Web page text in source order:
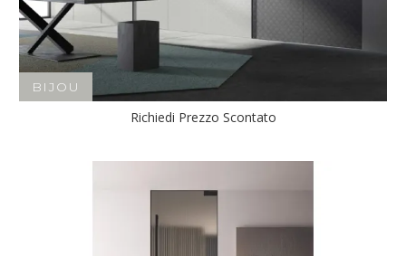
BIJOU
Richiedi Prezzo Scontato